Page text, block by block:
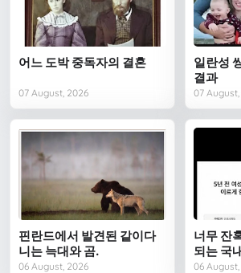
어느 도박 중독자의 결혼
07 August, 2026
일란성
결과
07
핀란드에서 발견된 같이다
니는 늑대와 곰.
06 August, 2026
너무 잔
되는 국
06